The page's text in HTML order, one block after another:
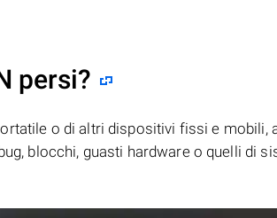
persi?
o di altri dispositivi fissi e mobili,
blocchi, guasti hardware o quelli di